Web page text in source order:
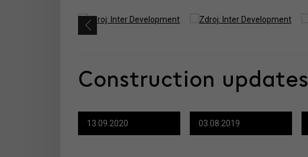
Construction updates
13.09.2020 03.08.2019